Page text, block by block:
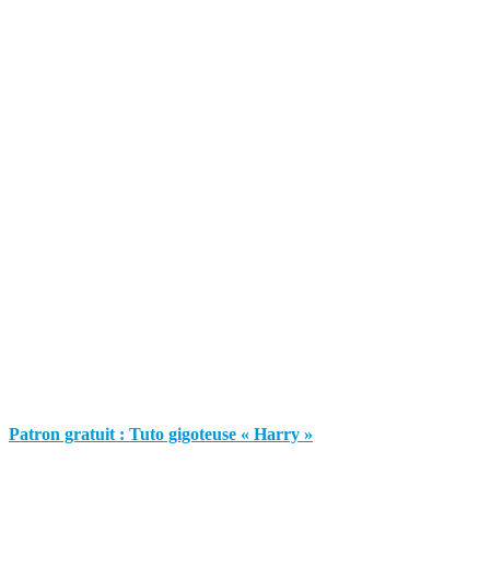
Patron gratuit : Tuto gigoteuse « Harry »